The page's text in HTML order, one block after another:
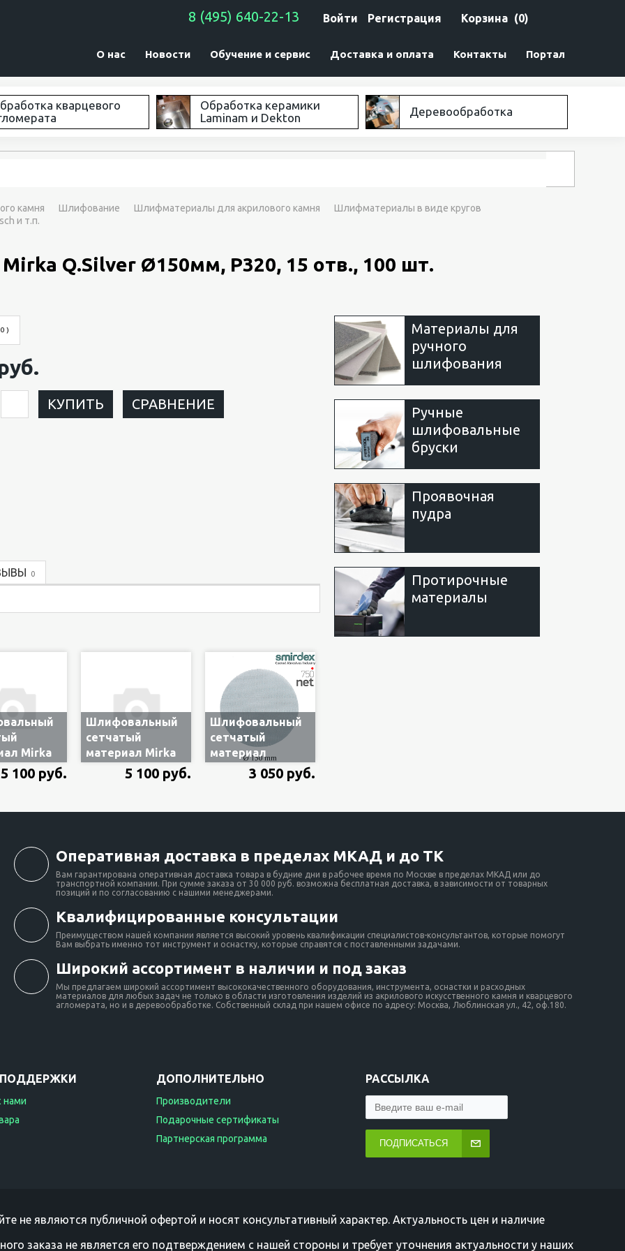
Войти Регистрация Корзина (0)
8 (495) 640-22-13
Портал
Контакты
Доставка и оплата
Обучение и сервис
Новости
О нас
кварцевого
Обработка керамики
Laminam и Dekton
Деревообработка
камня Шлифование Шлифматериалы для акрилового камня
Шлифматериалы в виде кругов
и т.п.
Q.Silver Ø150мм, P320, 15 отв., 100 шт.
0 )
КУПИТЬ СРАВНЕНИЕ
0
Mirka
150мм
5 100 руб.
Шлифовальный
сетчатый
материал Mirka
Abranet Ace5 100 руб.
Шлифовальный
сетчатый
материал
Smirdex Net3 050 руб.
Материалы для
ручного
шлифования
Ручные
шлифовальные
бруски
Проявочная
пудра
Протирочные
материалы
Оперативная доставка в пределах МКАД и до ТК
Вам гарантирована оперативная доставка товара в будние дни в рабочее время по Москве в пределах МКАД или до
транспортной компании. При сумме заказа от 30 000 руб. возможна бесплатная доставка, в зависимости от товарных
позиций и по согласованию с нашими менеджерами.
Квалифицированные консультации
Преимуществом нашей компании является высокий уровень квалификации специалистов-консультантов, которые помогут
Вам выбрать именно тот инструмент и оснастку, которые справятся с поставленными задачами.
Широкий ассортимент в наличии и под заказ
Мы предлагаем широкий ассортимент высококачественного оборудования, инструмента, оснастки и расходных
материалов для любых задач не только в области изготовления изделий из акрилового искусственного камня и кварцевого
агломерата, но и в деревообработке. Собственный склад при нашем офисе по адресу: Москва, Люблинская ул., 42, оф.180.
нами
ДОПОЛНИТЕЛЬНО
Производители
Подарочные сертификаты
Партнерская программа
РАССЫЛКА
ПОДПИСАТЬСЯ
являются публичной офертой и носят консультативный характер. Актуальность цен и наличие
заказа не является его подтверждением с нашей стороны и требует уточнения актуальности у наших